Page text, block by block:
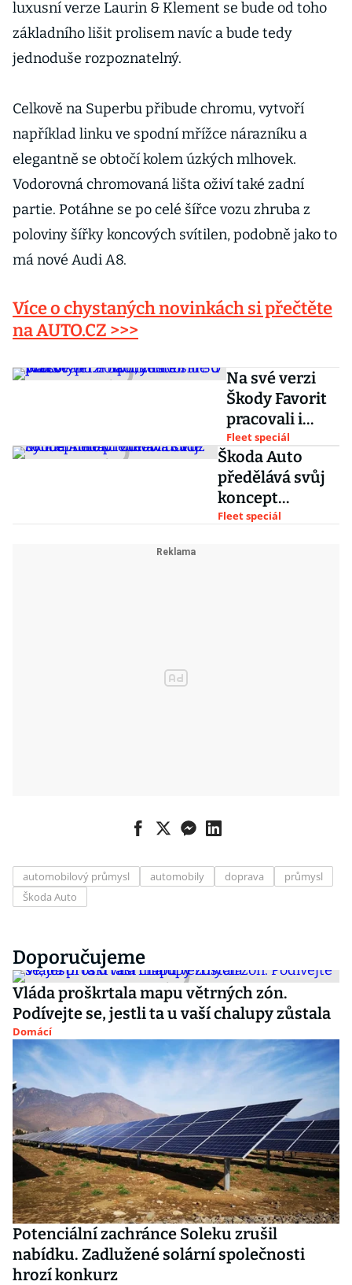
luxusní verze Laurin & Klement se bude od toho
základního lišit prolisem navíc a bude tedy
jednoduše rozpoznatelný.
Celkově na Superbu přibude chromu, vytvoří
například linku ve spodní mřížce nárazníku a
elegantně se obtočí kolem úzkých mlhovek.
Vodorovná chromovaná lišta oživí také zadní
partie. Potáhne se po celé šířce vozu zhruba z
poloviny šířky koncových svítilen, podobně jako to
má nové Audi A8.
Více o chystaných novinkách si přečtěte
na AUTO.CZ >>>
Na své verzi
Škody Favorit
pracovali i
Poláci, zůstali
ale u
prototypu.
Připomeňte si
FSO Wars
Fleet speciál
Škoda Auto
předělává svůj
koncept
elektromobilu.
Fleet speciál
automobilový průmysl automobily doprava
průmysl
Škoda Auto
Doporučujeme
Vláda proškrtala mapu větrných zón.
Podívejte se, jestli ta u vaší chalupy zůstala
Domácí
Potenciální zachránce Soleku zrušil
nabídku. Zadlužené solární společnosti
hrozí konkurz